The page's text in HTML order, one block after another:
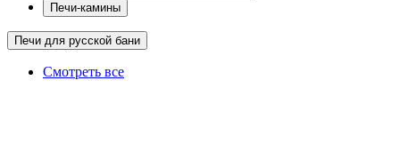
Печи-камины
Печи для русской бани
Смотреть все